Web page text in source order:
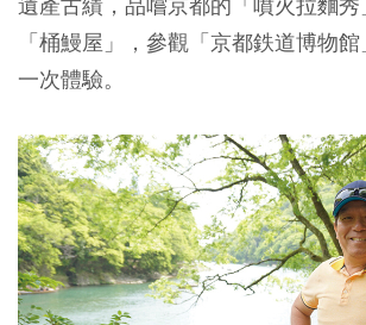
「桶鰻屋」，參觀「京都鉄道博物
一次體驗。